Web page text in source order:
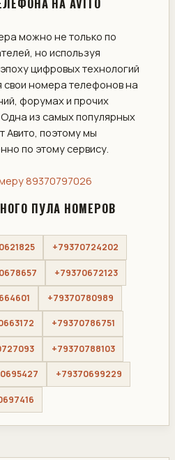
НА AVITO
можно не только по
но используя
цифровых технологий
свои номера телефонов на
форумах и прочих
из самых популярных
Авито, поэтому мы
по этому сервису.
89370797026
ПУЛА НОМЕРОВ
+79370724202
+79370672123
+79370780989
+79370786751
+79370788103
+79370699229